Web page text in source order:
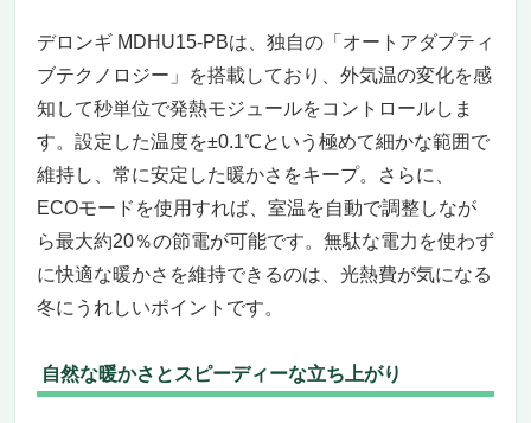
デロンギ MDHU15-PBは、独自の「オートアダプティ
ブテクノロジー」を搭載しており、外気温の変化を感
知して秒単位で発熱モジュールをコントロールしま
す。設定した温度を±0.1℃という極めて細かな範囲で
維持し、常に安定した暖かさをキープ。さらに、
ECOモードを使用すれば、室温を自動で調整しなが
ら最大約20％の節電が可能です。無駄な電力を使わず
に快適な暖かさを維持できるのは、光熱費が気になる
冬にうれしいポイントです。
自然な暖かさとスピーディーな立ち上がり